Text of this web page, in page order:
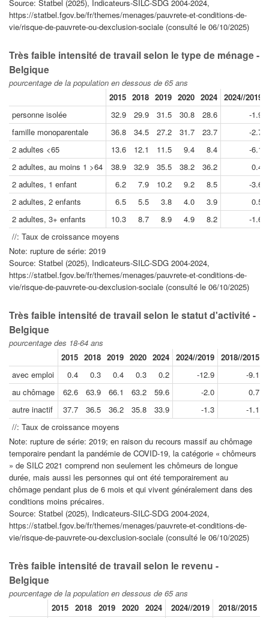
Source: Statbel (2025), Indicateurs-SILC-SDG 2004-2024,
https://statbel.fgov.be/fr/themes/menages/pauvrete-et-conditions-de-
vie/risque-de-pauvrete-ou-dexclusion-sociale (consulté le 06/10/2025)
Très faible intensité de travail selon le type de ménage -
Belgique
pourcentage de la population en dessous de 65 ans
2015 2018 2019 2020 2024 2024//2019
personne isolée
32.9 29.9 31.5 30.8 28.6
-1.9
famille monoparentale
36.8 34.5 27.2 31.7 23.7
-2.7
2 adultes <65
13.6 12.1 11.5 9.4 8.4
-6.1
2 adultes, au moins 1 >64
38.9 32.9 35.5 38.2 36.2
0.4
2 adultes, 1 enfant
6.2 7.9 10.2 9.2 8.5
-3.6
2 adultes, 2 enfants
6.5 5.5 3.8 4.0 3.9
0.5
2 adultes, 3+ enfants
10.3 8.7 8.9 4.9 8.2
-1.6
//: Taux de croissance moyens
Note: rupture de série: 2019
Source: Statbel (2025), Indicateurs-SILC-SDG 2004-2024,
https://statbel.fgov.be/fr/themes/menages/pauvrete-et-conditions-de-
vie/risque-de-pauvrete-ou-dexclusion-sociale (consulté le 06/10/2025)
Très faible intensité de travail selon le statut d'activité -
Belgique
pourcentage des 18-64 ans
2015 2018 2019 2020 2024 2024//2019 2018//2015
avec emploi
0.4 0.3 0.4 0.3 0.2 -12.9
-9.1
au chômage
62.6 63.9 66.1 63.2 59.6 -2.0
0.7
autre inactif
37.7 36.5 36.2 35.8 33.9 -1.3
-1.1
//: Taux de croissance moyens
Note: rupture de série: 2019; en raison du recours massif au chômage
temporaire pendant la pandémie de COVID-19, la catégorie « chômeurs
» de SILC 2021 comprend non seulement les chômeurs de longue
durée, mais aussi les personnes qui ont été temporairement au
chômage pendant plus de 6 mois et qui vivent généralement dans des
conditions moins précaires.
Source: Statbel (2025), Indicateurs-SILC-SDG 2004-2024,
https://statbel.fgov.be/fr/themes/menages/pauvrete-et-conditions-de-
vie/risque-de-pauvrete-ou-dexclusion-sociale (consulté le 06/10/2025)
Très faible intensité de travail selon le revenu -
Belgique
pourcentage de la population en dessous de 65 ans
2015 2018 2019 2020 2024 2024//2019
2018//2015